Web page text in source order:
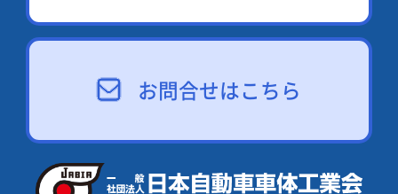
お問合せはこちら